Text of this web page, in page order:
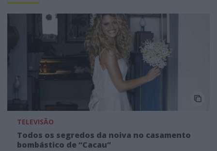
TELEVISÃO
Todos os segredos da noiva no casamento
bombástico de “Cacau”